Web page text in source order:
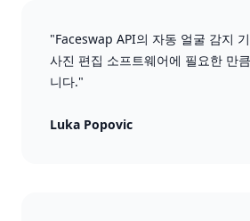
"Faceswap API의 자동 얼굴 감지
사진 편집 소프트웨어에 필요한 만
니다."
Luka Popovic